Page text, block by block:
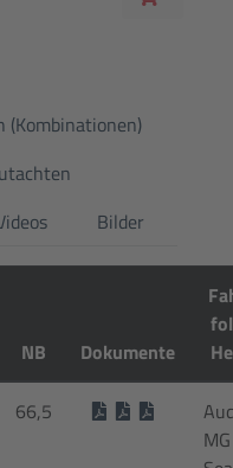
(Kombinationen)
Bilder
NB Dokumente
66,5